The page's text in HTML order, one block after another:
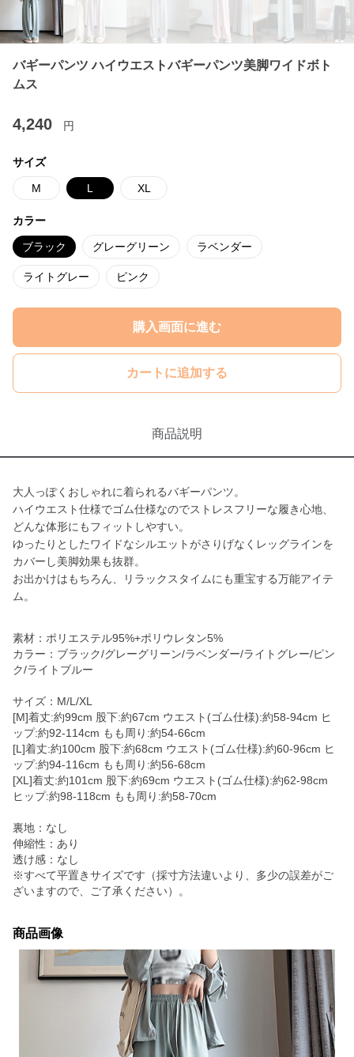
バギーパンツ ハイウエストバギーパンツ美脚ワイドボト
ムス
4,240 円
サイズ
M L XL
カラー
ブラック グレーグリーン ラベンダー
ライトグレー ピンク
購入画面に進む
カートに追加する
商品説明
大人っぽくおしゃれに着られるバギーパンツ。
ハイウエスト仕様でゴム仕様なのでストレスフリーな履き心地、
どんな体形にもフィットしやすい。
ゆったりとしたワイドなシルエットがさりげなくレッグラインを
カバーし美脚効果も抜群。
お出かけはもちろん、リラックスタイムにも重宝する万能アイテ
ム。
素材：ポリエステル95%+ポリウレタン5%
カラー：ブラック/グレーグリーン/ラベンダー/ライトグレー/ピン
ク/ライトブルー
サイズ：M/L/XL
[M]着丈:約99cm 股下:約67cm ウエスト(ゴム仕様):約58-94cm ヒ
ップ:約92-114cm もも周り:約54-66cm
[L]着丈:約100cm 股下:約68cm ウエスト(ゴム仕様):約60-96cm ヒ
ップ:約94-116cm もも周り:約56-68cm
[XL]着丈:約101cm 股下:約69cm ウエスト(ゴム仕様):約62-98cm
ヒップ:約98-118cm もも周り:約58-70cm
裏地：なし
伸縮性：あり
透け感：なし
※すべて平置きサイズです（採寸方法違いより、多少の誤差がご
ざいますので、ご了承ください）。
商品画像